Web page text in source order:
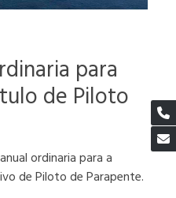
para
de Piloto
ordinaria para a
de Piloto de Parapente.